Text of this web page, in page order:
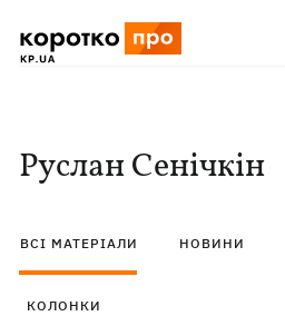
Руслан Сенічкін
ВСІ МАТЕРІАЛИ НОВИНИ
КОЛОНКИ